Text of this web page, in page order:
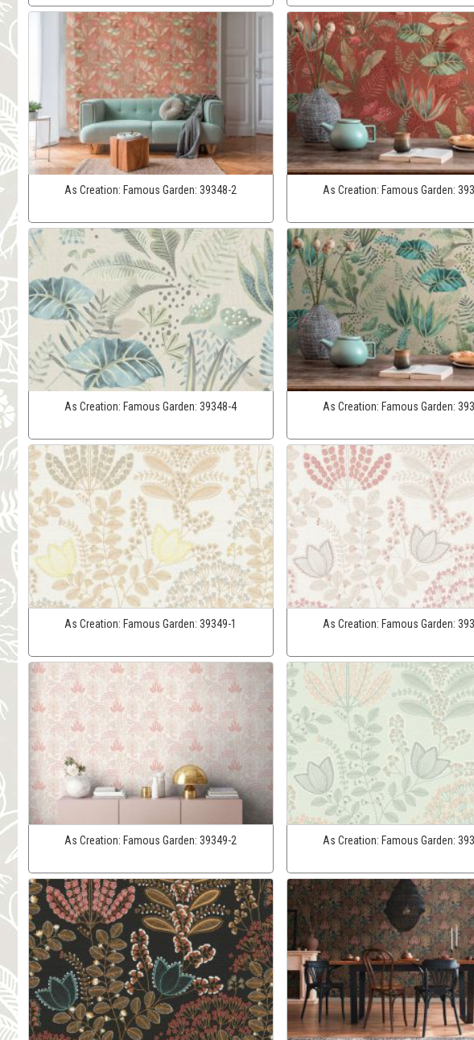
As Creation: Famous Garden:39348-2 As Creation: Famous Garden:
As Creation: Famous Garden:39348-4 As Creation: Famous Garden:
As Creation:Famous Garden:39349-1 As Creation: Famous Garden:
As Creation: Famous Garden:39349-2 As Creation: Famous Garden: